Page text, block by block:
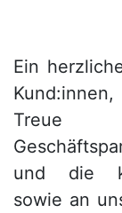
Ein
Treue
und die
sowie an
Sets
Schränke
Betten